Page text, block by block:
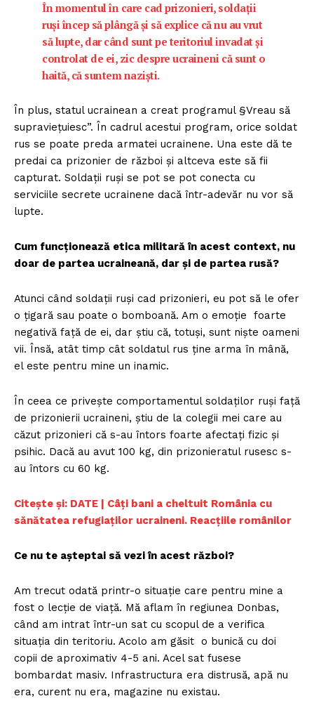
În momentul în care cad prizonieri, soldații
ruși încep să plângă și să explice că nu au vrut
să lupte, dar când sunt pe teritoriul invadat și
controlat de ei, zic despre ucraineni că sunt o
haită, că suntem naziști.
În plus, statul ucrainean a creat programul §Vreau să
supraviețuiesc”. În cadrul acestui program, orice soldat
rus se poate preda armatei ucrainene. Una este dă te
predai ca prizonier de război și altceva este să fii
capturat. Soldații ruși se pot se pot conecta cu
serviciile secrete ucrainene dacă într-adevăr nu vor să
lupte.
Cum funcționează etica militară în acest context, nu
doar de partea ucraineană, dar și de partea rusă?
Atunci când soldații ruși cad prizonieri, eu pot să le ofer
o țigară sau poate o bomboană. Am o emoție foarte
negativă față de ei, dar știu că, totuși, sunt niște oameni
vii. Însă, atât timp cât soldatul rus ține arma în mână,
el este pentru mine un inamic.
În ceea ce privește comportamentul soldaților ruși față
de prizonierii ucraineni, știu de la colegii mei care au
căzut prizonieri că s-au întors foarte afectați fizic și
psihic. Dacă au avut 100 kg, din prizonieratul rusesc s-
au întors cu 60 kg.
Citește și: DATE | Câți bani a cheltuit România cu
sănătatea refugiaților ucraineni. Reacțiile românilor
Ce nu te așteptai să vezi în acest război?
Am trecut odată printr-o situație care pentru mine a
fost o lecție de viață. Mă aflam în regiunea Donbas,
când am intrat într-un sat cu scopul de a verifica
situația din teritoriu. Acolo am găsit o bunică cu doi
copii de aproximativ 4-5 ani. Acel sat fusese
bombardat masiv. Infrastructura era distrusă, apă nu
era, curent nu era, magazine nu existau.